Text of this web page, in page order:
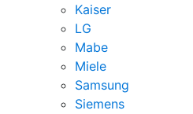
Kaiser
LG
Mabe
Miele
Samsung
Siemens